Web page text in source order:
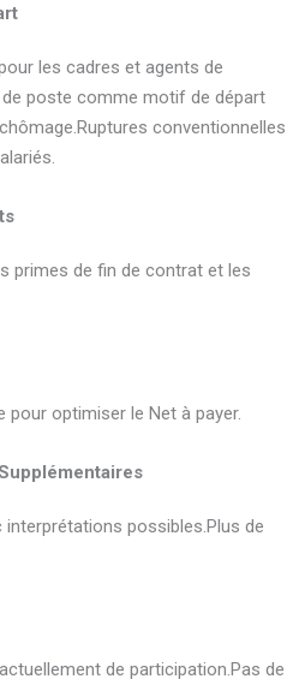
les cadres et agents de
de poste comme motif de départ
conventionnelles
primes de fin de contrat et les
pour optimiser le Net à payer.
possibles.Plus de
de participation.Pas de